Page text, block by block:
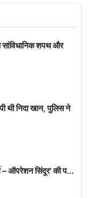
शपथ और
थी निदा खान, पुलिस ने
– ऑपरेशन सिंदूर' की प...